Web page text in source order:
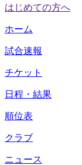
はじめての方へ
ホーム
試合速報
チケット
日程・結果
順位表
クラブ
ニュース